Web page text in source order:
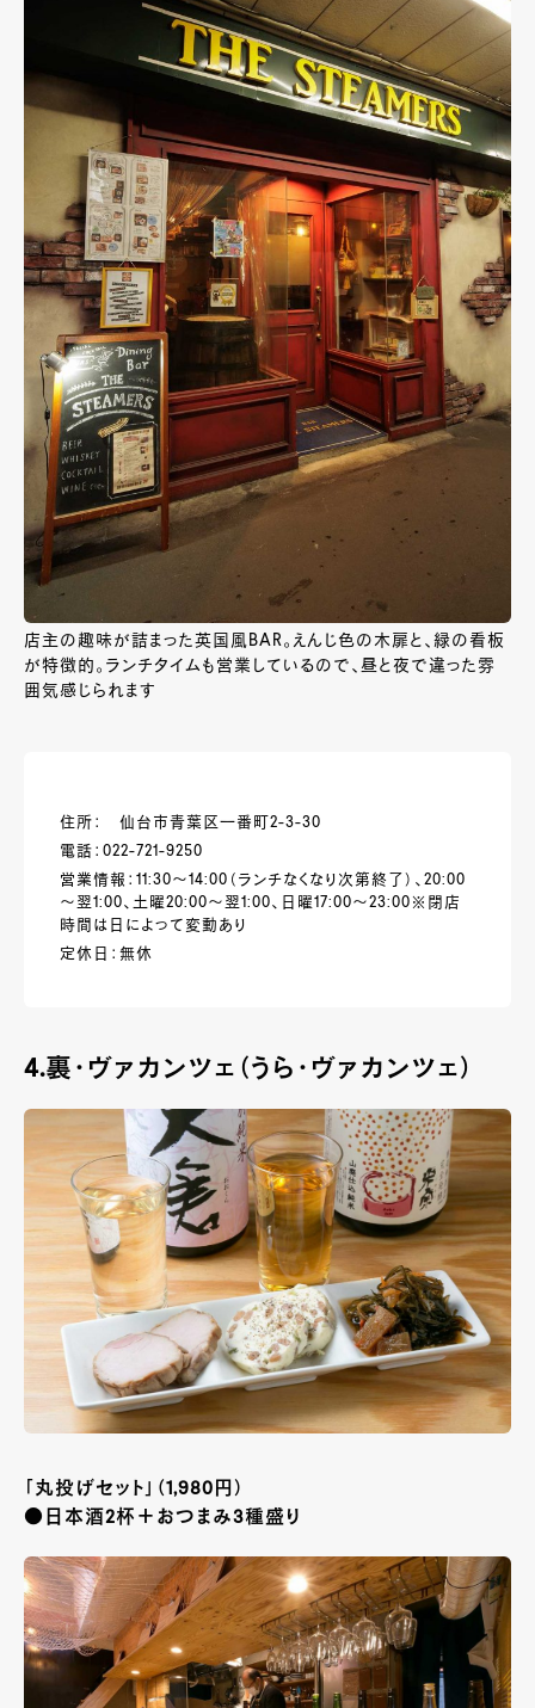
店主の趣味が詰まった英国風BAR。えんじ色の木扉と、緑の看板
が特徴的。ランチタイムも営業しているので、昼と夜で違った雰
囲気感じられます
住所： 仙台市青葉区一番町2-3-30
電話：022-721-9250
営業情報：11:30～14:00（ランチなくなり次第終了）、20:00
～翌1:00、土曜20:00～翌1:00、日曜17:00～23:00※閉店
時間は日によって変動あり
定休日：無休
4.裏・ヴァカンツェ（うら・ヴァカンツェ）
「丸投げセット」（1,980円）
●日本酒2杯＋おつまみ3種盛り